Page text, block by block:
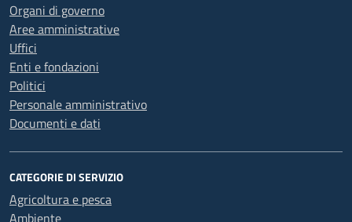
Organi di governo
Aree amministrative
Uffici
Enti e fondazioni
Politici
Personale amministrativo
Documenti e dati
CATEGORIE DI SERVIZIO
Agricoltura e pesca
Ambiente